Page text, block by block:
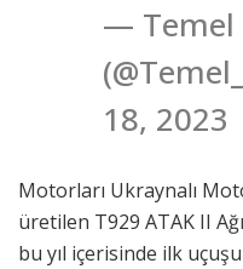
— Temel
18, 2023
Motorları Ukraynalı
üretilen T929 ATAK II
bu yıl içerisinde ilk